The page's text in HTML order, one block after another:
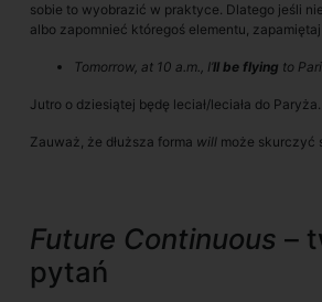
sobie to wyobrazić w praktyce. Dlatego jeśli
albo zapomnieć któregoś elementu,
Tomorrow, at 10 a.m., I’ll be flying to
Jutro o dziesiątej będę leciał/leciała do Paryża.
Zauważ, że dłuższa forma will może skurczyć
Future Continuous –
pytań